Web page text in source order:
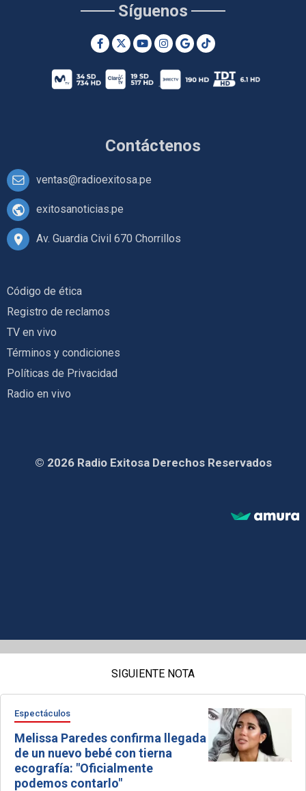
Contáctenos
ventas@radioexitosa.pe
exitosanoticias.pe
Av. Guardia Civil 670 Chorrillos
Síguenos
Código de ética
Registro de reclamos
TV en vivo
Términos y condiciones
Políticas de Privacidad
Radio en vivo
© 2026 Radio Exitosa Derechos Reservados
SIGUIENTE NOTA
Espectáculos
Melissa Paredes confirma llegada
de un nuevo bebé con tierna
ecografía: "Oficialmente
podemos contarlo"